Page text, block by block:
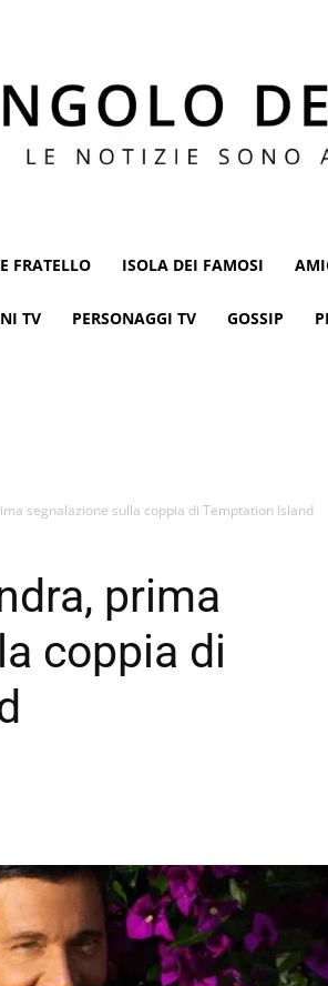
FRATELLO ISOLA DEI FAMOSI
TV PERSONAGGI TV GOSSIP
segnalazione sulla coppia di Temptation Island
prima
coppia di